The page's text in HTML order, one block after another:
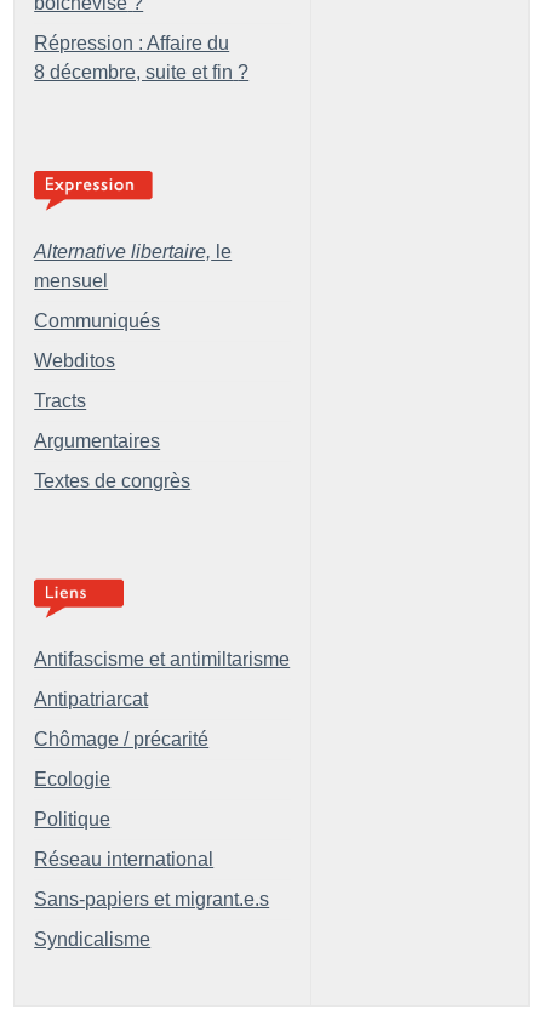
Répression : Affaire du
8 décembre, suite et fin ?
Alternative libertaire, le
mensuel
Communiqués
Webditos
Tracts
Argumentaires
Textes de congrès
Antifascisme et antimiltarisme
Antipatriarcat
Chômage / précarité
Ecologie
Politique
Réseau international
Sans-papiers et migrant.e.s
Syndicalisme